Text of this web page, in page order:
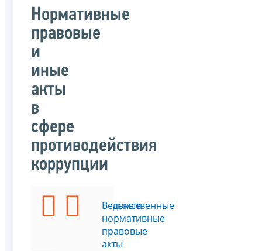
Нормативные
правовые
и
иные
акты
в
сфере
противодействия
коррупции
Федеральные
законы
Ведомственные
нормативные
правовые
акты